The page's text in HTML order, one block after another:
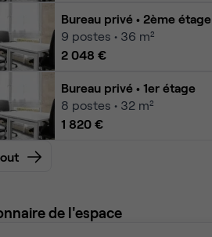
Bureau privé • 2ème étage
9 postes • 36 m²
2 048 €
Bureau privé • 1er étage
8 postes • 32 m²
1 820 €
de l'espace